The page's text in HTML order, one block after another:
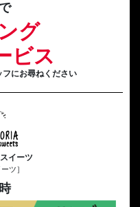
グ
ビス
にお尋ねください
イーツ
ツ］